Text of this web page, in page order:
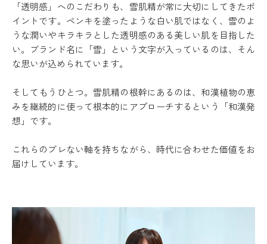
「透明感」へのこだわりも、雪肌精が常に大切にしてきたポ
イントです。ペンキを塗ったような白い肌ではなく、雪のよ
うな潤いやキラキラとした透明感のある美しい肌を目指した
い。ブランド名に「雪」という文字が入っているのは、そん
な思いが込められています。
そしてもうひとつ。雪肌精の根幹にあるのは、和漢植物の恵
みを継続的に使って根本的にアプローチするという「和漢発
想」です。
これらのブレない軸を持ちながら、時代に合わせた価値をお
届けしています。